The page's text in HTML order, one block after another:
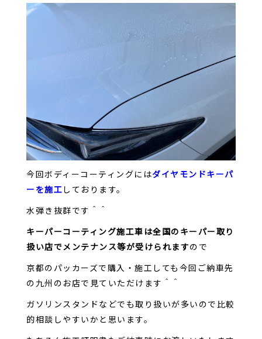
今回ボディーコーティングにはダイヤモンドキーパ
ーを施工 しております。
水弾き抜群です＾＾
キーパーコーティング施工車は全国のキーパー取り
扱い店でメンテナンス等が受けられますので
京都のパッカーズで購入・施工しても今回ご納車先
の九州のお店で見ていただけます＾＾
ガソリンスタンドなどでも取り扱いが多いので比較
的相談しやすいかと思います。